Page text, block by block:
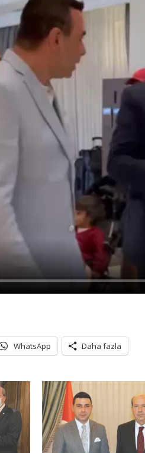
WhatsApp Daha fazla